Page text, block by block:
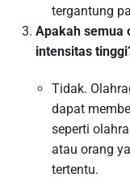
tergantung
Apakah semua
intensitas
Tidak.
dapat
seperti
atau orang
tertentu.